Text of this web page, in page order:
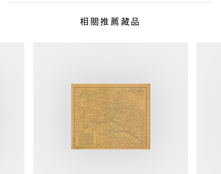
相關推薦藏品